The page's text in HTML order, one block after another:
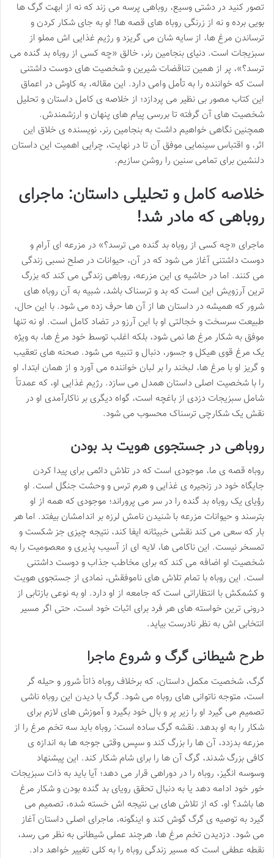
تصور کنید در دشتی وسیع، روباهی پرسه می زند که نه از ابهت گرگ ها
بویی برده و نه از زرنگی روباه های قصه ها! او به جای شکار کردن و
ترساندن مرغ ها، از سایه شان می گریزد و رژیم غذایی اش مملو از
سبزیجات است. دنیای بنجامین رنر، خالق «چه کسی از روباه بد گنده می
ترسد؟»، پر از همین تناقضات شیرین و شخصیت های دوست داشتنی
است که خواننده را به تأمل وامی دارد. این مقاله، به کاوش در اعماق
این کتاب مصور بی نظیر می پردازد؛ از خلاصه ی کامل داستان و تحلیل
شخصیت های آن گرفته تا بررسی پیام های پنهان و ارزشمندش.
همچنین نگاهی خواهیم داشت به بنجامین رنر، نویسنده ی خلاق این
اثر، و اقتباس سینمایی موفق آن تا در نهایت، چرایی اهمیت این داستان
دلنشین برای تمامی سنین را روشن سازیم.
خلاصه کامل و تحلیلی داستان: ماجرای
روباهی که مادر شد!
ماجرای «چه کسی از روباه بد گنده می ترسد؟» در مزرعه ای آرام و
دوست داشتنی آغاز می شود که در آن، حیوانات در صلح نسبی زندگی
می کنند. اما در حاشیه ی این مزرعه، روباهی زندگی می کند که بزرگ
ترین آرزویش این است که بد و ترسناک باشد، شبیه به آن روباه های
شرور که همیشه در داستان ها از آن ها حرف زده می شود. با این حال،
طبیعت سرسخت و خجالتی او با این آرزو در تضاد کامل است. او نه تنها
موفق به شکار مرغ ها نمی شود، بلکه اغلب توسط خود مرغ ها، به ویژه
یک مرغ قوی هیکل و جسور، دنبال و تنبیه می شود. صحنه های تعقیب
و گریز او با مرغ ها، لبخند را بر لبان خواننده می آورد و از همان ابتدا، او
را با شخصیت اصلی داستان همدل می سازد. رژیم غذایی او، که عمدتاً
شامل سبزیجات دزدی از باغچه است، گواه دیگری بر ناکارآمدی او در
نقش یک شکارچی ترسناک محسوب می شود.
روباهی در جستجوی هویت بد بودن
روباه قصه ی ما، موجودی است که در تلاش دائمی برای پیدا کردن
جایگاه خود در زنجیره ی غذایی و هرم ترس و وحشت جنگل است. او
رؤیای یک روباه بد گنده را در سر می پروراند؛ موجودی که همه از او
بترسند و حیوانات مزرعه با شنیدن نامش لرزه بر اندامشان بیفتد. اما هر
بار که سعی می کند نقشی خبیثانه ایفا کند، نتیجه چیزی جز شکست و
تمسخر نیست. این ناکامی ها، لایه ای از آسیب پذیری و معصومیت را به
شخصیت او اضافه می کند که برای مخاطب جذاب و دوست داشتنی
است. این روباه با تمام تلاش های ناموفقش، نمادی از جستجوی هویت
و کشمکش با انتظاراتی است که جامعه از او دارد. او به نوعی بازتابی از
درونی ترین خواسته های هر فرد برای اثبات خود است، حتی اگر مسیر
انتخابی اش به نظر نادرست بیاید.
طرح شیطانی گرگ و شروع ماجرا
گرگ، شخصیت مکمل داستان، که برخلاف روباه ذاتاً شرور و حیله گر
است، متوجه ناتوانی های روباه می شود. گرگ با دیدن این روباه ناشی
تصمیم می گیرد او را زیر پر و بال خود بگیرد و آموزش های لازم برای
شکار را به او بدهد. نقشه گرگ ساده است: روباه باید سه تخم مرغ را از
مزرعه بدزدد، آن ها را بزرگ کند و سپس وقتی جوجه ها به اندازه ی
کافی بزرگ شدند، گرگ آن ها را برای شام شکار کند. این پیشنهاد
وسوسه انگیز، روباه را در دوراهی قرار می دهد؛ آیا باید به ذات سبزیجات
خور خود ادامه دهد یا به دنبال تحقق رویای بد گنده بودن و شکار مرغ
ها باشد؟ او، که از تلاش های بی نتیجه اش خسته شده، تصمیم می
گیرد به توصیه ی گرگ گوش کند و اینگونه، ماجرای اصلی داستان آغاز
می شود. دزدیدن تخم مرغ ها، هرچند عملی شیطانی به نظر می رسد،
نقطه عطفی است که مسیر زندگی روباه را به کلی تغییر خواهد داد.